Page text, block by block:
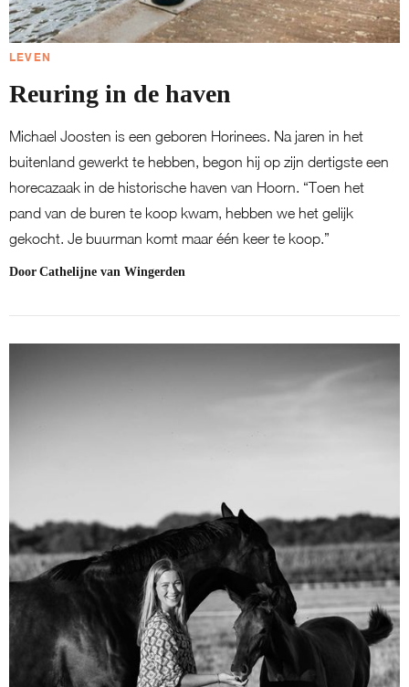
LEVEN
Reuring in de haven
Michael Joosten is een geboren Horinees. Na jaren in het
buitenland gewerkt te hebben, begon hij op zijn dertigste een
horecazaak in de historische haven van Hoorn. “Toen het
pand van de buren te koop kwam, hebben we het gelijk
gekocht. Je buurman komt maar één keer te koop.”
Door Cathelijne van Wingerden